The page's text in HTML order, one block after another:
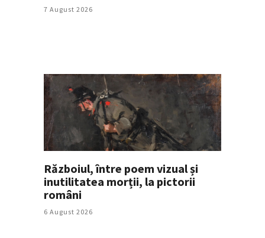
7 August 2026
Războiul, între poem vizual și
inutilitatea morții, la pictorii
români
6 August 2026